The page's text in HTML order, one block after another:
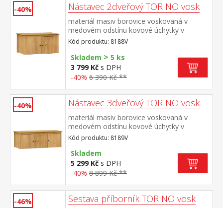
-40% Nástavec 2dveřový TORINO vosk
materiál masiv borovice voskovaná v
medovém odstínu kovové úchytky v
barevném provedení černěná
mosaz nástavec pro skříň 8088V
Kód produktu: 8188V
Skladem > 5 ks
3 799 Kč s DPH
-40% 6 390 Kč **
-40% Nástavec 3dveřový TORINO vosk
materiál masiv borovice voskovaná v
medovém odstínu kovové úchytky v
barevném provedení černěná
mosaz nástavec pro skříň 8089V
Kód produktu: 8189V
Skladem
5 299 Kč s DPH
-40% 8 899 Kč **
-46% Sestava příborník TORINO vosk